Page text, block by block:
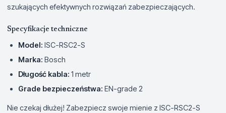
szukających efektywnych rozwiązań zabezpieczających.
Specyfikacje techniczne
Model: ISC-RSC2-S
Marka: Bosch
Długość kabla: 1 metr
Grade bezpieczeństwa: EN-grade 2
Nie czekaj dłużej! Zabezpiecz swoje mienie z ISC-RSC2-S